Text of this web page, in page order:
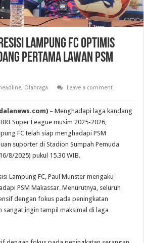
Lampung FC Optimis
Pertama Lawan PSM
headline, Olahraga
Leave a comment
– Menghadapi laga kandang
Super League musim 2025-2026,
FC telah siap menghadapi PSM
suporter di Stadion Sumpah Pemuda
8/2025) pukul 15.30 WIB.
Lampung FC, Paul Munster mengaku
PSM Makassar. Menurutnya, seluruh
dengan fokus pada peningkatan
sangat ingin tampil maksimal di laga